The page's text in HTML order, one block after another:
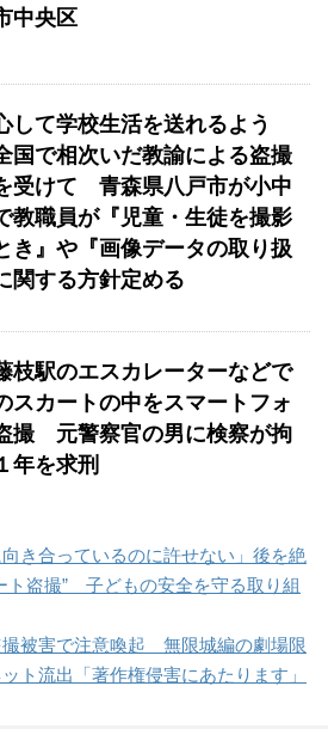
中央区
して学校生活を送れるよう
国で相次いだ教諭による盗撮
受けて 青森県八戸市が小中
教職員が『児童・生徒を撮影
き』や『画像データの取り扱
関する方針定める
枝駅のエスカレーターなどで
スカートの中をスマートフォ
撮 元警察官の男に検察が拘
年を求刑
向き合っているのに許せない」後を絶
ト盗撮” 子どもの安全を守る取り組
撮被害で注意喚起 無限城編の劇場限
ト流出「著作権侵害にあたります」